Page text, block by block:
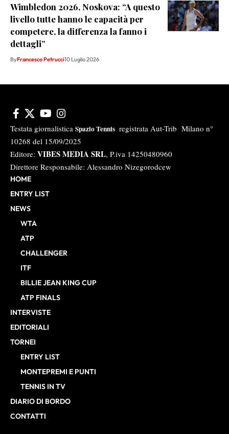
Wimbledon 2026, Noskova: “A questo
livello tutte hanno le capacità per
competere, la differenza la fanno i
dettagli”
ByFrancesco Petrucci10 Luglio 2026
Testata giornalistica Spazio Tennis registrata Aut-Trib Milano n°
10268 del 15/09/2025
Editore: VIBES MEDIA SRL, P.iva 14250480960
Direttore Responsabile: Alessandro Nizegorodcew
HOME
ENTRY LIST
NEWS
WTA
ATP
CHALLENGER
ITF
BILLIE JEAN KING CUP
ATP FINALS
INTERVISTE
EDITORIALI
TORNEI
ENTRY LIST
MONTEPREMI E PUNTI
TENNIS IN TV
DIARIO DI BORDO
CONTATTI